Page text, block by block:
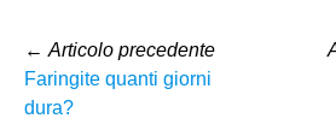
← Articolo precedente
Faringite quanti giorni
dura?